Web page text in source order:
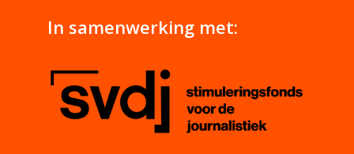
In samenwerking met: